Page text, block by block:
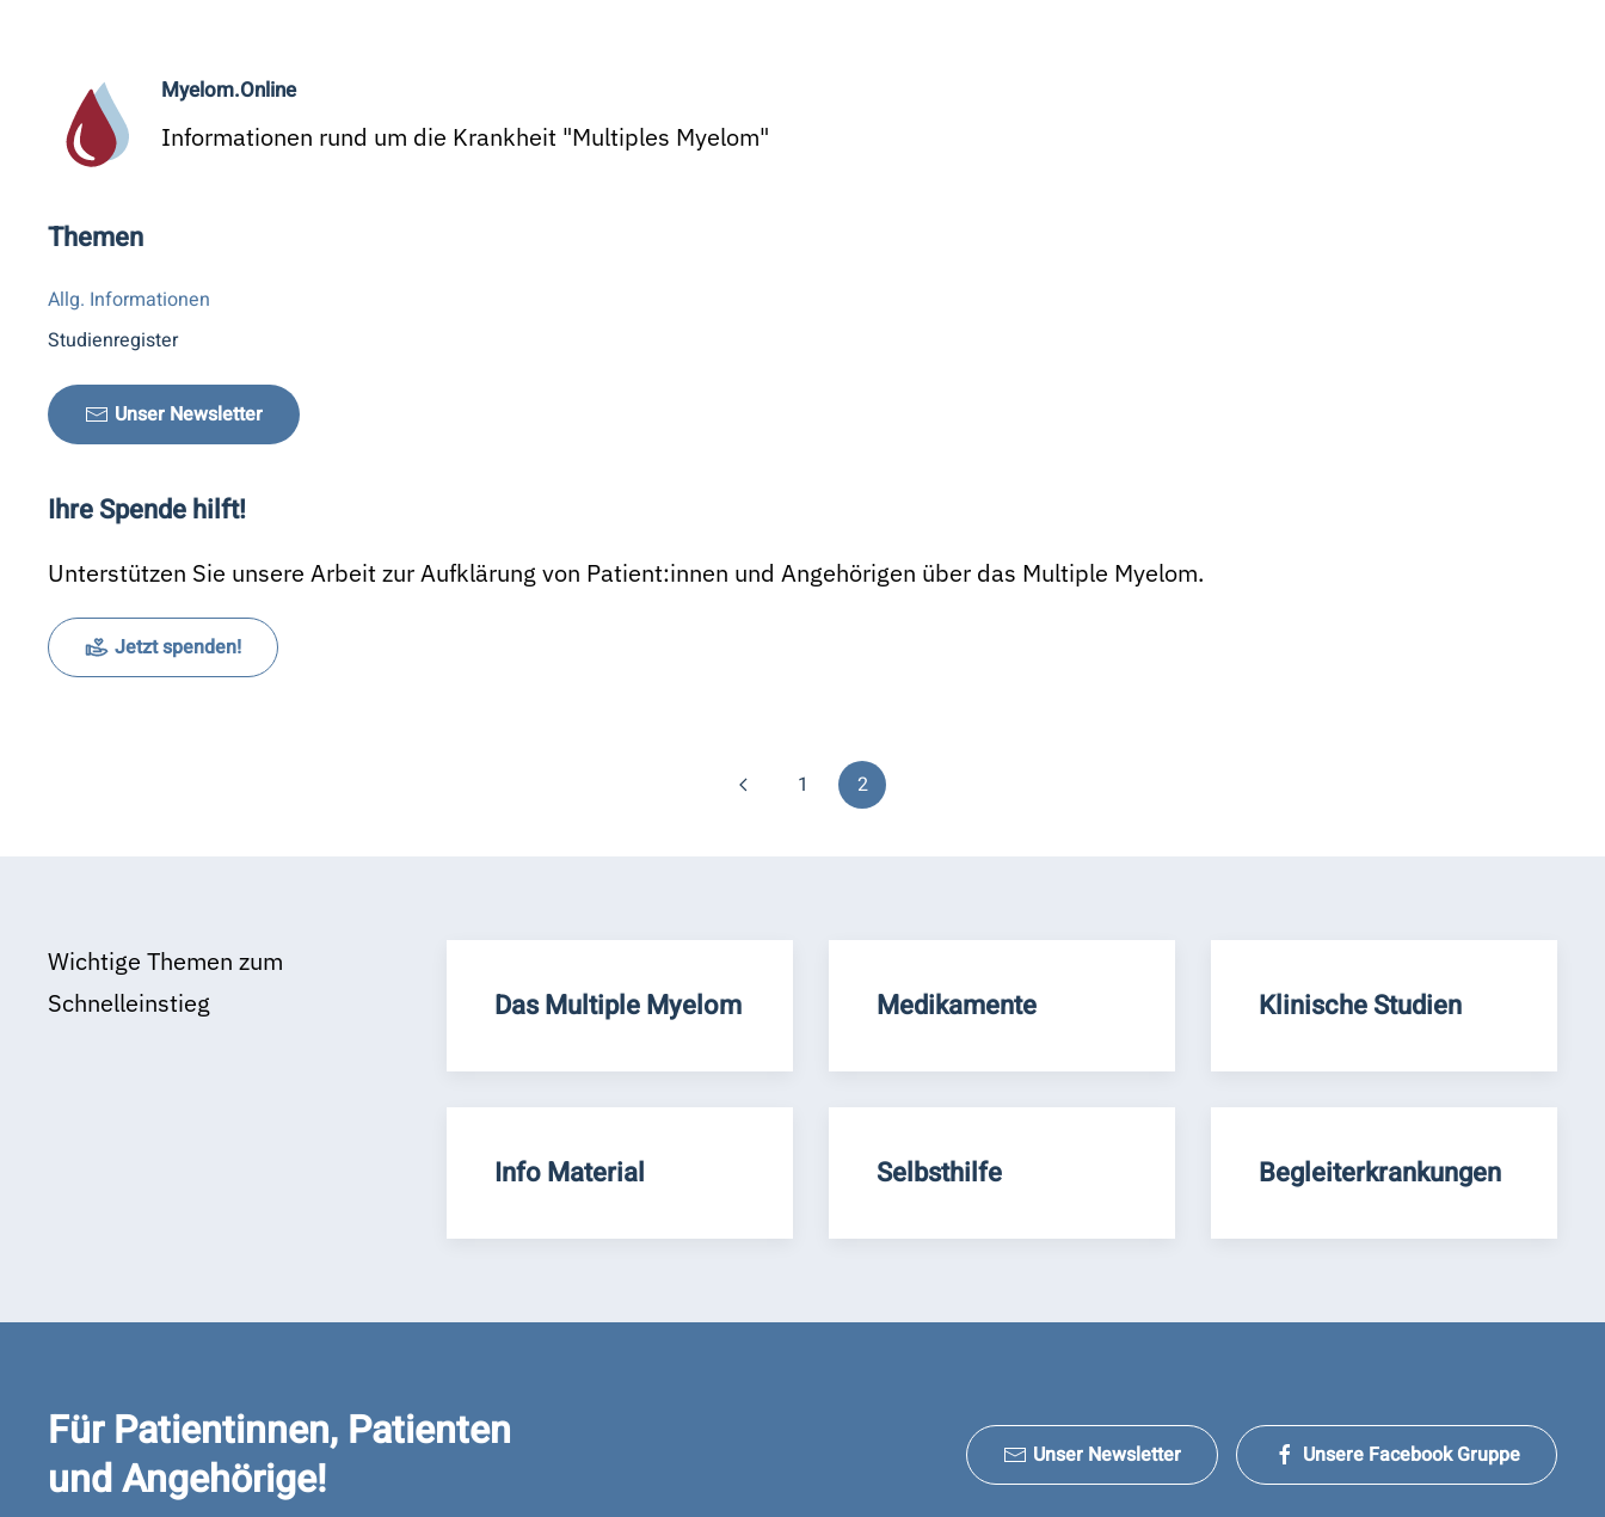
Myelom.Online
Informationen rund um die Krankheit "Multiples Myelom"
Themen
Allg. Informationen
Studienregister
Unser Newsletter
Ihre Spende hilft!
Unterstützen Sie unsere Arbeit zur Aufklärung von Patient:innen und Angehörigen über das Multiple Myelom.
Jetzt spenden!
1 2
Wichtige Themen zum
Schnelleinstieg
Das Multiple Myelom Medikamente Klinische Studien
Info Material Selbsthilfe Begleiterkrankungen
Für Patientinnen, Patienten
und Angehörige!
Unser Newsletter Unsere Facebook Gruppe